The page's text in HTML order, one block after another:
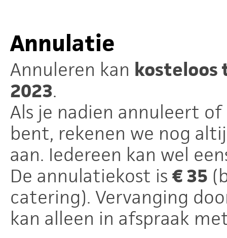
Annulatie
Annuleren kan kosteloos
2023.
Als je nadien annuleert
bent, rekenen we nog
aan. Iedereen kan wel
De annulatiekost is € 35
catering). Vervanging
kan alleen in afspraak